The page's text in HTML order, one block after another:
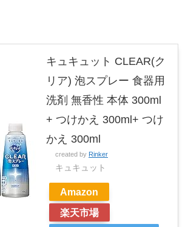
キュキュット CLEAR(ク
リア) 泡スプレー 食器用
洗剤 無香性 本体 300ml
+ つけかえ 300ml+ つけ
かえ 300ml
created by Rinker
キュキュット
Amazon
楽天市場